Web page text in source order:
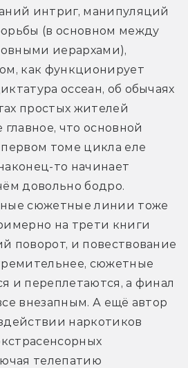
интриг, манипуляций
(в основном между
иерархами),
как функционирует
оссеан, об обычаях
простых жителей
главное, что основной
томе цикла еле
то начинает
довольно бодро.
сюжетные линии тоже
на трети книги
поворот, и повествование
сюжетные
и переплетаются, а финал
внезапным. А ещё автор
наркотиков
телепатию